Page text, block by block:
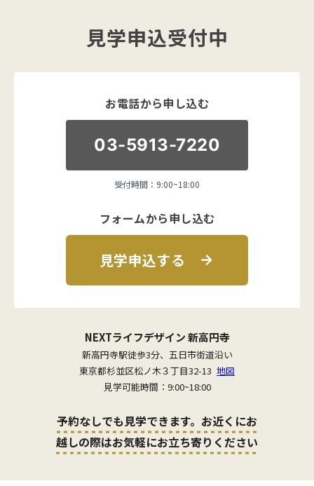
見学申込受付中
お電話から申し込む
03-5913-7220
受付時間：9:00~18:00
フォームから申し込む
見学申込する
NEXTライフデザイン 新高円寺
新高円寺駅徒歩3分、五日市街道沿い
東京都杉並区松ノ木３丁目32-13 地図
見学可能時間：9:00~18:00
予約なしでも見学できます。お近くにお
越しの際はお気軽にお立ち寄りください